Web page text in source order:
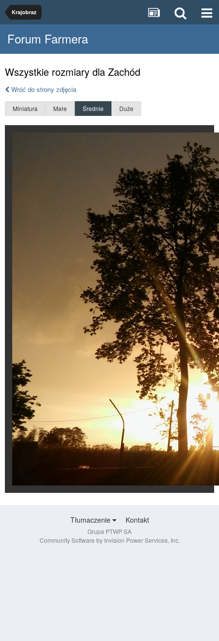
Krajobraz
Forum Farmera
Wszystkie rozmiary dla Zachód
Wróć do strony zdjęcia
Miniatura Małe Średnie Duże
Tłumaczenie Kontakt
Grupa PTWP SA
Community Software by Invision Power Services, Inc.